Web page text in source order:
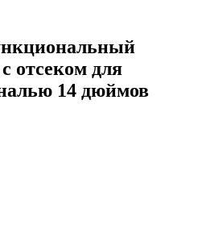
отсеком для
14 дюймов